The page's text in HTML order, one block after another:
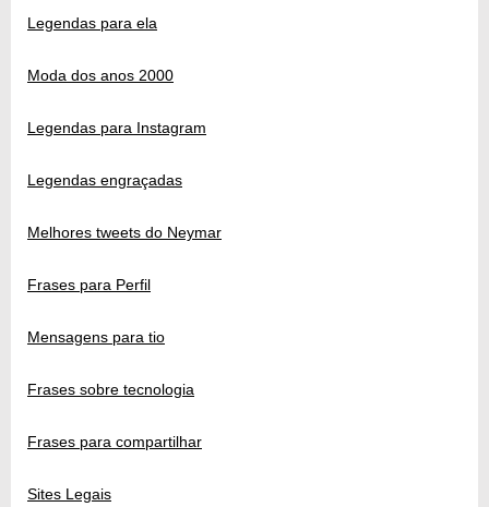
Legendas para ela
Moda dos anos 2000
Legendas para Instagram
Legendas engraçadas
Melhores tweets do Neymar
Frases para Perfil
Mensagens para tio
Frases sobre tecnologia
Frases para compartilhar
Sites Legais